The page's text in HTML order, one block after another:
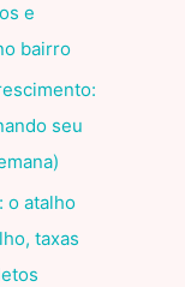
e
bairro
seu
o atalho
taxas